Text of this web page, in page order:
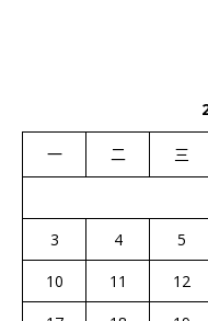
一 二 三
3
4 5
10
11 12